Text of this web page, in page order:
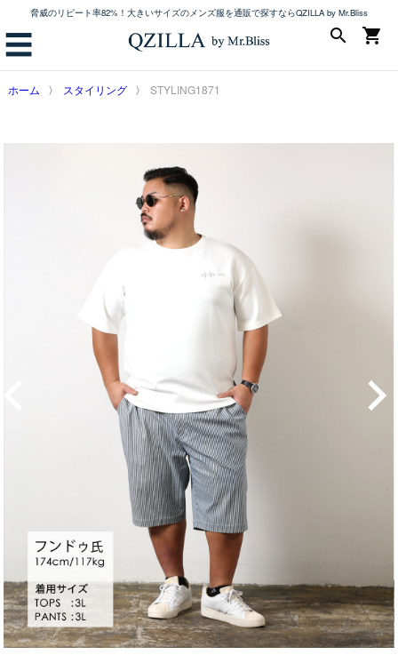
脅威のリピート率82%！大きいサイズのメンズ服を通販で探すならQZILLA by Mr.Bliss
☰ shopping_cart
search
ホーム スタイリング STYLING1871